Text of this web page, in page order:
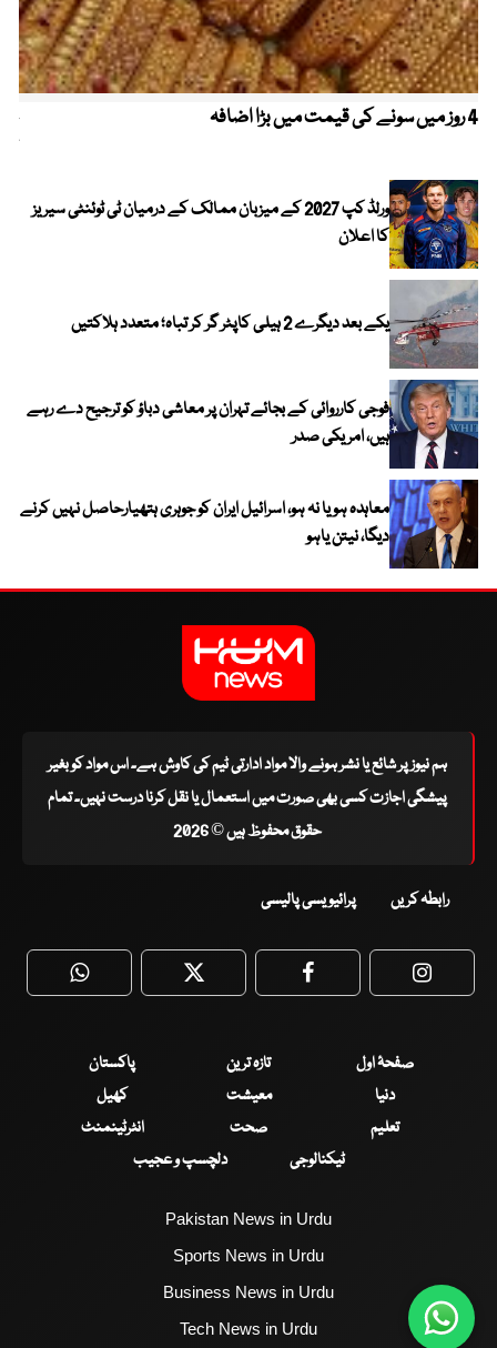
4 روز میں سونے کی قیمت میں بڑا اضافہ
ورلڈ کپ 2027 کے میزبان ممالک کے درمیان ٹی ٹوئنٹی سیریز
کا اعلان
یکے بعد دیگرے 2 ہیلی کاپٹر گر کر تباہ؛ متعدد ہلاکتیں
فوجی کارروائی کے بجائے تہران پر معاشی دباؤ کو ترجیح دے رہے
ہیں، امریکی صدر
معاہدہ ہو یا نہ ہو، اسرائیل ایران کو جوہری ہتھیارحاصل نہیں کرنے
دیگا، نیتن یاہو
ہم نیوز پر شائع یا نشر ہونے والا مواد ادارتی ٹیم کی کاوش ہے۔ اس مواد کو بغیر
پیشگی اجازت کسی بھی صورت میں استعمال یا نقل کرنا درست نہیں۔ تمام
حقوق محفوظ ہیں © 2026
رابطہ کریں پرائیویسی پالیسی
WhatsApp Twitter Facebook
صفحۂ اول تازہ ترین
پاکستان
دنیا
معیشت
کھیل
تعلیم
صحت
انٹرٹینمنٹ
ٹیکنالوجی
دلچسپ و عجیب
Pakistan News in Urdu
Sports News in Urdu
Business News in Urdu
Tech News in Urdu